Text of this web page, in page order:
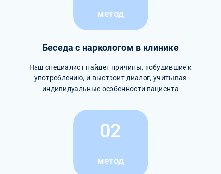
метод
Беседа с наркологом в клинике
Наш специалист найдет причины, побудившие к
употреблению, и выстроит диалог, учитывая
индивидуальные особенности пациента
02
метод